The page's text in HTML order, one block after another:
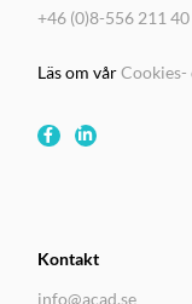
+46 (0)8-556 211 40
Läs om vår
Kontakt
info@acad.se